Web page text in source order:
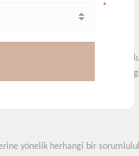
Bu bilgiler olası banka ile
formu bedeli dışında
yönelik herhangi bir
*